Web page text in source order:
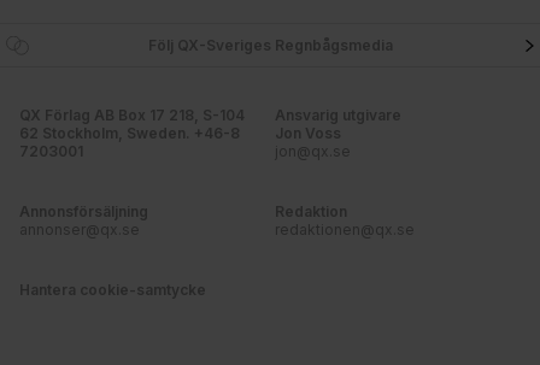
Följ QX-Sveriges Regnbågsmedia
QX Förlag AB Box 17 218, S-104
62 Stockholm, Sweden. +46-8
7203001
Ansvarig utgivare
Jon Voss
jon@qx.se
Annonsförsäljning
annonser@qx.se
Redaktion
redaktionen@qx.se
Hantera cookie-samtycke